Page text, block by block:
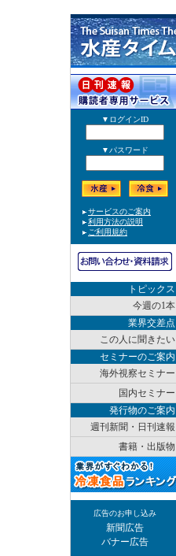
トピックス
今週の1本
業界交差点
この人に聞きたい
セミナーのご案内
海外視察セミナー
国内セミナー
発行物のご案内
週刊新聞・日刊速報
書籍・出版物
広告のお申し込み
新聞広告
バナー広告